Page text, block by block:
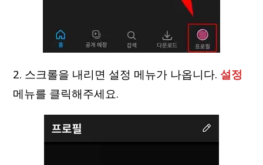
2. 스크롤을 내리면 설정 메뉴가 나옵니다.설정
메뉴를 클릭해주세요.